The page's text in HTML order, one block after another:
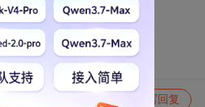
写回复